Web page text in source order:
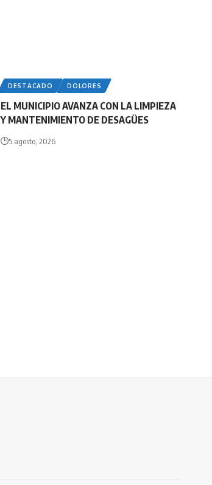
DESTACADO DOLORES
EL MUNICIPIO AVANZA CON LA LIMPIEZA
Y MANTENIMIENTO DE DESAGÜES
5 agosto, 2026